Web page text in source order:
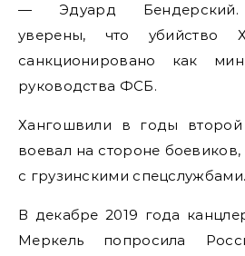
— Эдуард Бендерский.
уверены, что убийство
санкционировано как
руководства ФСБ.
Хангошвили в годы
воевал на стороне боевиков,
с грузинскими спецслужбами.
В декабре 2019 года
Меркель попросила